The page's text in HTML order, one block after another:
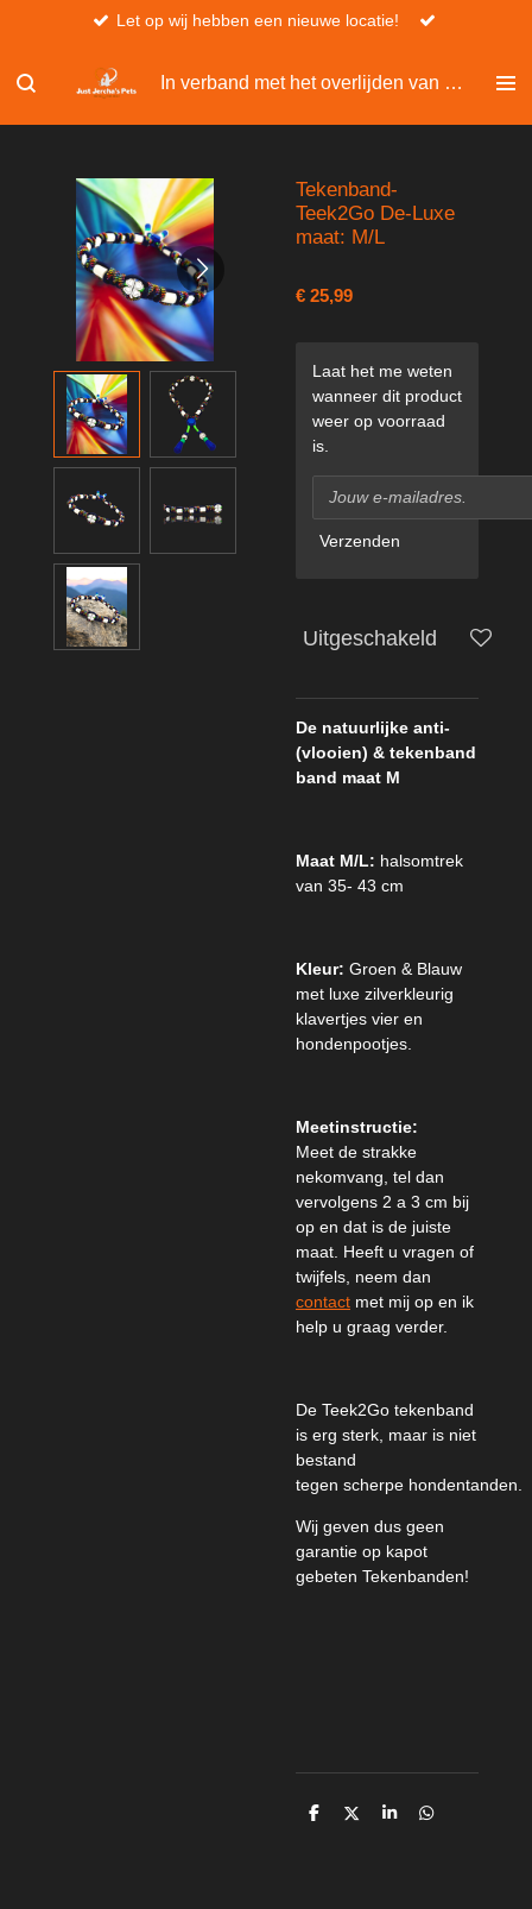
naar
hoofdinhoud
In verband met het overlijden van Christel, kan er niet besteld worden via de website.
Let op wij hebben een nieuwe locatie!
Tekenband-
Teek2Go De-Luxe
maat: M/L
€ 25,99
Laat het me weten
wanneer dit product
weer op voorraad
is.
Verzenden
Uitgeschakeld
De natuurlijke anti-
(vlooien) & tekenband
band maat M
Maat M/L: halsomtrek
van 35- 43 cm
Kleur: Groen & Blauw
met luxe zilverkleurig
klavertjes vier en
hondenpootjes.
Meetinstructie:
Meet de strakke
nekomvang, tel dan
vervolgens 2 a 3 cm bij
op en dat is de juiste
maat. Heeft u vragen of
twijfels, neem dan
contact met mij op en ik
help u graag verder.
De Teek2Go tekenband
is erg sterk, maar is niet
bestand
tegen scherpe hondentanden.
Wij geven dus geen
garantie op kapot
gebeten Tekenbanden!
D
D
S
D